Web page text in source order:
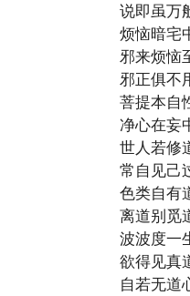
说即虽
烦恼暗宅
邪来烦
邪正俱
菩提本
净心在
世人若
常自见己
色类自
离道别
波波度
欲得见
自若无